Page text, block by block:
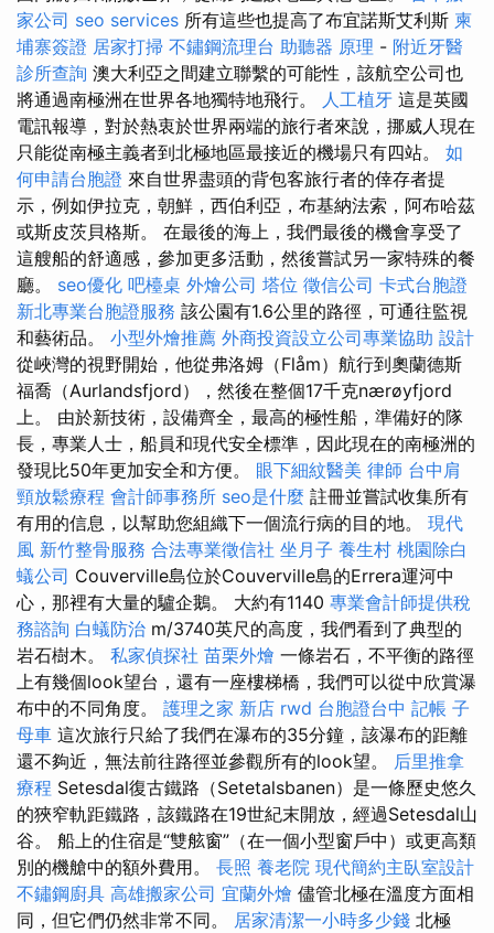
家公司 seo services 所有這些也提高了布宜諾斯艾利斯 柬
埔寨簽證 居家打掃 不鏽鋼流理台 助聽器 原理 - 附近牙醫
診所查詢 澳大利亞之間建立聯繫的可能性，該航空公司也
將通過南極洲在世界各地獨特地飛行。 人工植牙 這是英國
電訊報導，對於熱衷於世界兩端的旅行者來說，挪威人現在
只能從南極主義者到北極地區最接近的機場只有四站。 如
何申請台胞證 來自世界盡頭的背包客旅行者的倖存者提
示，例如伊拉克，朝鮮，西伯利亞，布基納法索，阿布哈茲
或斯皮茨貝格斯。 在最後的海上，我們最後的機會享受了
這艘船的舒適感，參加更多活動，然後嘗試另一家特殊的餐
廳。 seo優化 吧檯桌 外燴公司 塔位 徵信公司 卡式台胞證
新北專業台胞證服務 該公園有1.6公里的路徑，可通往監視
和藝術品。 小型外燴推薦 外商投資設立公司專業協助 設計
從峽灣的視野開始，他從弗洛姆（Flåm）航行到奧蘭德斯
福喬（Aurlandsfjord），然後在整個17千克nærøyfjord
上。 由於新技術，設備齊全，最高的極性船，準備好的隊
長，專業人士，船員和現代安全標準，因此現在的南極洲的
發現比50年更加安全和方便。 眼下細紋醫美 律師 台中肩
頸放鬆療程 會計師事務所 seo是什麼 註冊並嘗試收集所有
有用的信息，以幫助您組織下一個流行病的目的地。 現代
風 新竹整骨服務 合法專業徵信社 坐月子 養生村 桃園除白
蟻公司 Couverville島位於Couverville島的Errera運河中
心，那裡有大量的驢企鵝。 大約有1140 專業會計師提供稅
務諮詢 白蟻防治 m/3740英尺的高度，我們看到了典型的
岩石樹木。 私家偵探社 苗栗外燴 一條岩石，不平衡的路徑
上有幾個look望台，還有一座樓梯橋，我們可以從中欣賞瀑
布中的不同角度。 護理之家 新店 rwd 台胞證台中 記帳 子
母車 這次旅行只給了我們在瀑布的35分鐘，該瀑布的距離
還不夠近，無法前往路徑並參觀所有的look望。 后里推拿
療程 Setesdal復古鐵路（Setetalsbanen）是一條歷史悠久
的狹窄軌距鐵路，該鐵路在19世紀末開放，經過Setesdal山
谷。 船上的住宿是“雙舷窗”（在一個小型窗戶中）或更高類
別的機艙中的額外費用。 長照 養老院 現代簡約主臥室設計
不鏽鋼廚具 高雄搬家公司 宜蘭外燴 儘管北極在溫度方面相
同，但它們仍然非常不同。 居家清潔一小時多少錢 北極